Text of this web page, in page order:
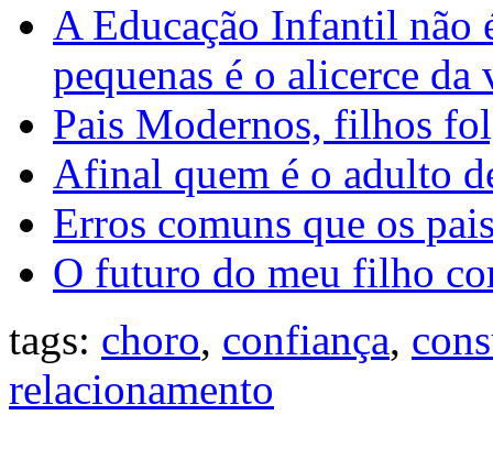
A Educação Infantil não
pequenas é o alicerce da
Pais Modernos, filhos
Afinal quem é o adulto
Erros comuns que os
O futuro do meu filho
tags: choro, confiança,
relacionamento